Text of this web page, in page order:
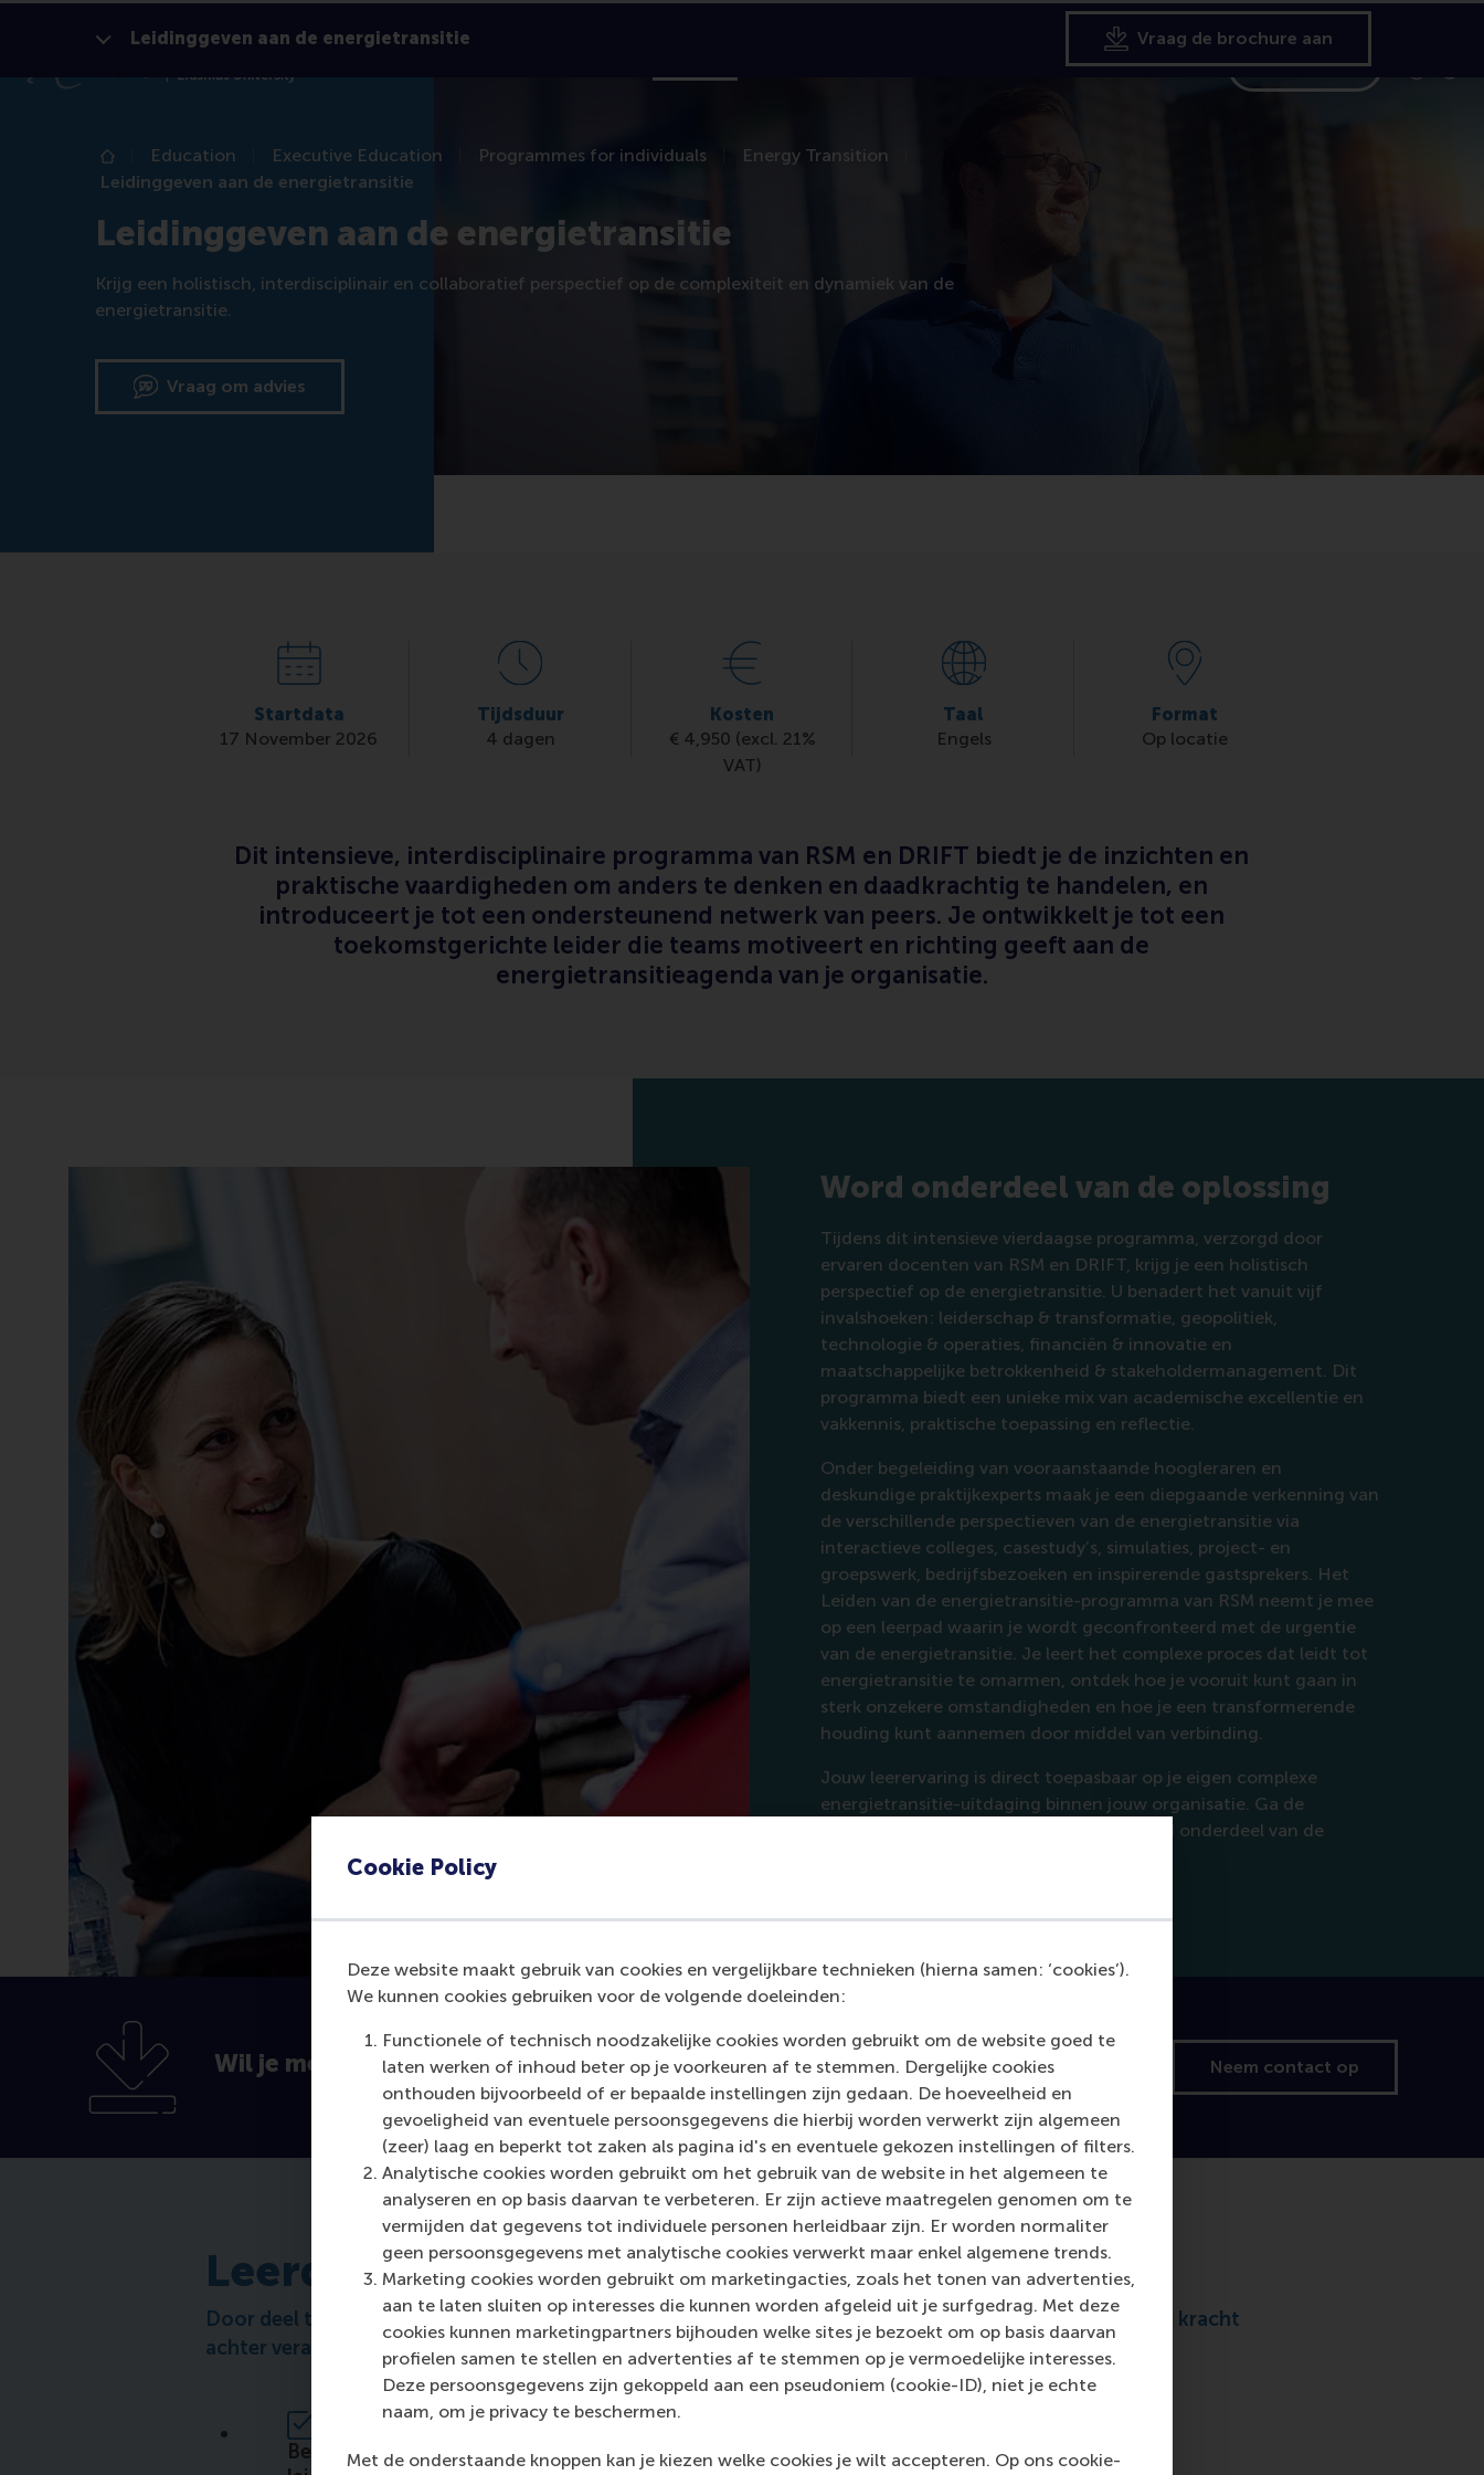
Cookie Policy
Deze website maakt gebruik van cookies en vergelijkbare technieken (hierna samen: ‘cookies’).
We kunnen cookies gebruiken voor de volgende doeleinden:
Functionele of technisch noodzakelijke cookies worden gebruikt om de website goed te
laten werken of inhoud beter op je voorkeuren af te stemmen. Dergelijke cookies
onthouden bijvoorbeeld of er bepaalde instellingen zijn gedaan. De hoeveelheid en
gevoeligheid van eventuele persoonsgegevens die hierbij worden verwerkt zijn algemeen
(zeer) laag en beperkt tot zaken als pagina id's en eventuele gekozen instellingen of filters.
Analytische cookies worden gebruikt om het gebruik van de website in het algemeen te
analyseren en op basis daarvan te verbeteren. Er zijn actieve maatregelen genomen om te
vermijden dat gegevens tot individuele personen herleidbaar zijn. Er worden normaliter
geen persoonsgegevens met analytische cookies verwerkt maar enkel algemene trends.
Marketing cookies worden gebruikt om marketingacties, zoals het tonen van advertenties,
aan te laten sluiten op interesses die kunnen worden afgeleid uit je surfgedrag. Met deze
cookies kunnen marketingpartners bijhouden welke sites je bezoekt om op basis daarvan
profielen samen te stellen en advertenties af te stemmen op je vermoedelijke interesses.
Deze persoonsgegevens zijn gekoppeld aan een pseudoniem (cookie-ID), niet je echte
naam, om je privacy te beschermen.
Met de onderstaande knoppen kan je kiezen welke cookies je wilt accepteren. Op ons cookie-
Information for
Home
Education Executive Education Programmes for individuals
Energy Transition
Leidinggeven aan de energietransitie
Leidinggeven aan de energietransitie
Krijg een holistisch, interdisciplinair en collaboratief perspectief op de complexiteit en dynamiek van de
energietransitie.
Vraag om advies
Toon alles
Leidinggeven aan de energietransitie Vraag de brochure aan
Startdata
17 November 2026
Tijdsduur
4 dagen
Kosten
€ 4,950 (excl. 21%
VAT)
Taal
Engels
Format
Op locatie
Dit intensieve, interdisciplinaire programma van RSM en DRIFT biedt je de inzichten en
praktische vaardigheden om anders te denken en daadkrachtig te handelen, en
introduceert je tot een ondersteunend netwerk van peers. Je ontwikkelt je tot een
toekomstgerichte leider die teams motiveert en richting geeft aan de
energietransitieagenda van je organisatie.
Word onderdeel van de oplossing
Tijdens dit intensieve vierdaagse programma, verzorgd door
ervaren docenten van RSM en DRIFT, krijg je een holistisch
perspectief op de energietransitie. U benadert het vanuit vijf
invalshoeken: leiderschap & transformatie, geopolitiek,
technologie & operaties, financiën & innovatie en
maatschappelijke betrokkenheid & stakeholdermanagement. Dit
programma biedt een unieke mix van academische excellentie en
vakkennis, praktische toepassing en reflectie.
Onder begeleiding van vooraanstaande hoogleraren en
deskundige praktijkexperts maak je een diepgaande verkenning van
de verschillende perspectieven van de energietransitie via
interactieve colleges, casestudy’s, simulaties, project- en
groepswerk, bedrijfsbezoeken en inspirerende gastsprekers. Het
Leiden van de energietransitie-programma van RSM neemt je mee
op een leerpad waarin je wordt geconfronteerd met de urgentie
van de energietransitie. Je leert het complexe proces dat leidt tot
energietransitie te omarmen, ontdek hoe je vooruit kunt gaan in
sterk onzekere omstandigheden en hoe je een transformerende
houding kunt aannemen door middel van verbinding.
Jouw leerervaring is direct toepasbaar op je eigen complexe
energietransitie-uitdaging binnen jouw organisatie. Ga de
uitdaging aan voor jouw organisatie. Word onderdeel van de
Wil je meer weten? Vraag de brochure aan Neem contact op
Leerdoelen
Door deel te nemen aan dit programma ontwikkel je de vaardigheden en capaciteiten om een drijvende kracht
achter verandering te zijn.
Begrijp waarom leiderschap in de energietransitie van belang is en identificeer je persoonlijke